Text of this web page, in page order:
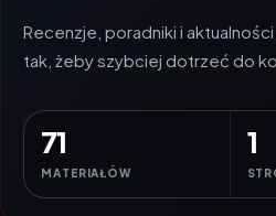
Recenzje, poradniki i
tak, żeby szybciej dotrzeć do
71
MATERIAŁÓW
1